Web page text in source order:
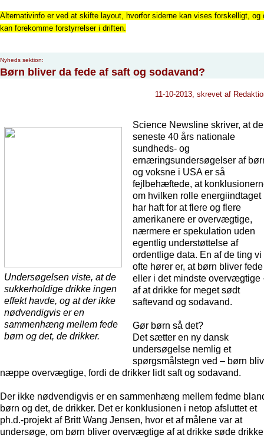
Alternativinfo er ved at skifte layout, hvorfor siderne kan vises forskelligt, og
kan forekomme forstyrrelser i driften.
Nyheds sektion:
Børn bliver da fede af saft og sodavand?
11-10-2013, skrevet af
Undersøgelsen viste, at de
sukkerholdige drikke ingen
effekt havde, og at der ikke
nødvendigvis er en
sammenhæng mellem fede
børn og det, de drikker.
Science Newsline skriver, at de
seneste 40 års nationale
sundheds- og
ernæringsundersøgelser af
og voksne i USA er så
fejlbehæftede, at
om hvilken rolle energiindtaget
har haft for at flere og flere
amerikanere er overvægtige,
nærmere er spekulation uden
egentlig understøttelse af
ordentlige data. En af de ting vi
ofte hører er, at børn bliver
eller i det mindste overvægtige
af at drikke for meget sødt
saftevand og sodavand.
Gør børn så det?
Det sætter en ny dansk
undersøgelse nemlig et
spørgsmålstegn ved – børn
næppe overvægtige, fordi de drikker lidt saft og sodavand.
Der ikke nødvendigvis er en sammenhæng mellem fedme
børn og det, de drikker. Det er konklusionen i netop afsluttet et
ph.d.-projekt af Britt Wang Jensen, hvor et af målene var at
undersøge, om børn bliver overvægtige af at drikke søde